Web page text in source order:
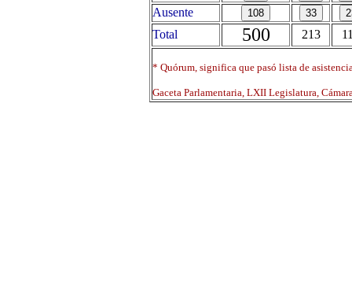
Ausente
Total
500 213
* Quórum, significa que pasó lista de
Gaceta Parlamentaria, LXII Legislatura,